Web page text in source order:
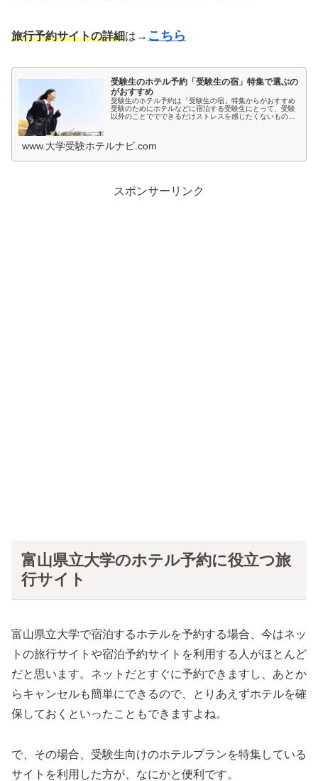
旅行予約サイトの詳細は→ こちら
受験生のホテル予約「受験生の宿」特集で選ぶの
がおすすめ
受験生のホテル予約は「受験生の宿」特集からがおすすめ
受験のためにホテルなどに宿泊する受験生にとって、受験
以外のことででできるだけストレスを感じたくないもので
www.大学受験ホテルナビ.com
スポンサーリンク
富山県立大学のホテル予約に役立つ旅
行サイト
富山県立大学で宿泊するホテルを予約する場合、今はネッ
トの旅行サイトや宿泊予約サイトを利用する人がほとんど
だと思います。ネットだとすぐに予約できますし、あとか
らキャンセルも簡単にできるので、とりあえずホテルを確
保しておくといったこともできますよね。
で、その場合、受験生向けのホテルプランを特集している
サイトを利用した方が、なにかと便利です。